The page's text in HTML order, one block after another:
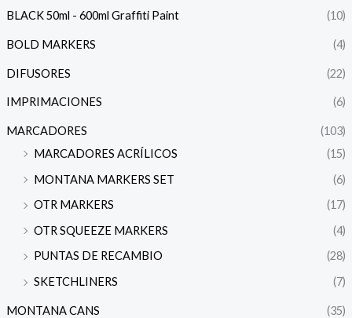
BLACK 50ml - 600ml Graffiti Paint (10)
BOLD MARKERS (4)
DIFUSORES (22)
IMPRIMACIONES (6)
MARCADORES
(103)
MARCADORES ACRÍLICOS
(15)
MONTANA MARKERS SET
(6)
OTR MARKERS
(17)
OTR SQUEEZE MARKERS
(4)
PUNTAS DE RECAMBIO
(28)
SKETCHLINERS
(7)
MONTANA CANS (35)